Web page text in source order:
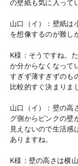
の壁紙も気に入って
山口（イ）：壁紙は
を想像するのが難し
K様：そうですね。
か分からなくなって
すぎず薄すぎずのも
比較的すぐ決まりま
山口（イ）：壁の高
グ側からピンクの壁
見えないので生活感
ありますね。
K様：壁の高さは横